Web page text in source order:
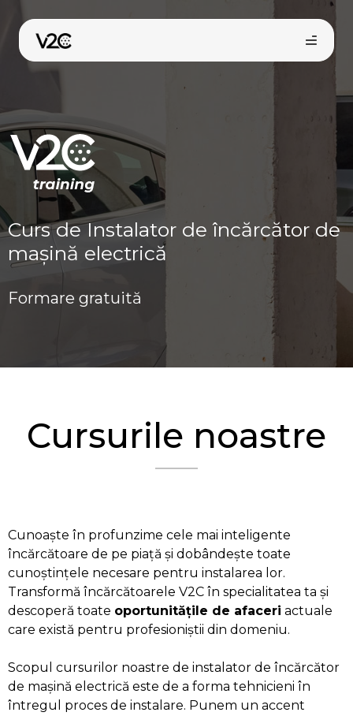
conținut
Cumpără online
Curs de Instalator de încărcător de
mașină electrică
Formare gratuită
Cursurile noastre
Cunoaște în profunzime cele mai inteligente
încărcătoare de pe piață și dobândește toate
cunoștințele necesare pentru instalarea lor.
Transformă încărcătoarele V2C în specialitatea ta și
descoperă toate oportunitățile de afaceri actuale
care există pentru profesioniștii din domeniu.
Scopul cursurilor noastre de instalator de încărcător
de mașină electrică este de a forma tehnicieni în
întregul proces de instalare. Punem un accent